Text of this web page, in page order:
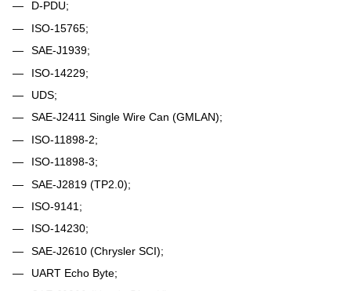
D-PDU;
ISO-15765;
SAE-J1939;
ISO-14229;
UDS;
SAE-J2411 Single Wire Can (GMLAN);
ISO-11898-2;
ISO-11898-3;
SAE-J2819 (TP2.0);
ISO-9141;
ISO-14230;
SAE-J2610 (Chrysler SCI);
UART Echo Byte;